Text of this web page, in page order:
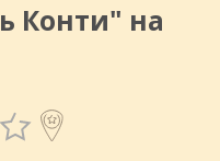
Конти" на